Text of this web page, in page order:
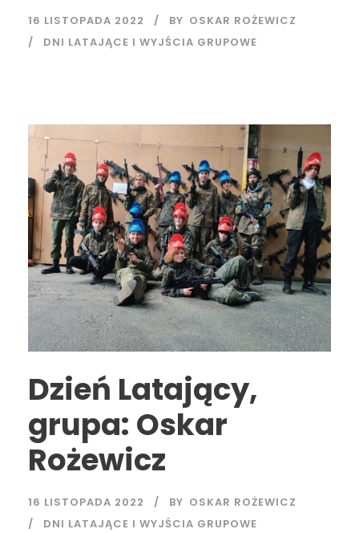
16 LISTOPADA 2022 BY OSKAR ROŻEWICZ
DNI LATAJĄCE I WYJŚCIA GRUPOWE
Dzień Latający,
grupa: Oskar
Rożewicz
16 LISTOPADA 2022 BY OSKAR ROŻEWICZ
DNI LATAJĄCE I WYJŚCIA GRUPOWE